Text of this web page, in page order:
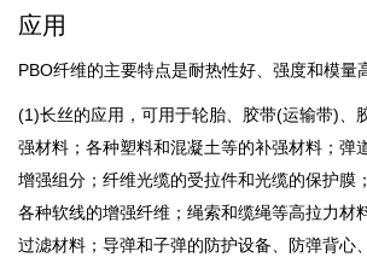
应用
PBO纤维的主要特点是耐热性好、强度和模量
(1)长丝的应用，可用于轮胎、胶带(运输带)、
强材料；各种塑料和混凝土等的补强材料；弹
增强组分；纤维光缆的受拉件和光缆的保护膜
各种软线的增强纤维；绳索和缆绳等高拉力材
过滤材料；导弹和子弹的防护设备、防弹背心